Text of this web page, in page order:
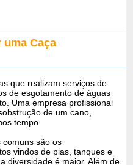
Caça
que realizam serviços de
de esgotamento de águas
Uma empresa profissional
de um cano,
tempo.
comuns são os
vindos de pias, tanques e
diversidade é maior. Além de